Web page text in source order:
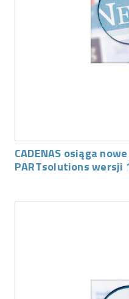
CADENAS osiąga
PARTsolutions wersji